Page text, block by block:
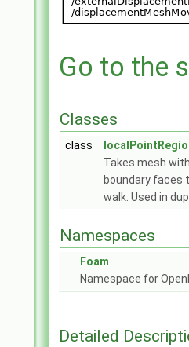
Go to the
Classes
class
Takes mesh
boundary faces
walk. Used in
Namespaces
Foam
Namespace for
Detailed